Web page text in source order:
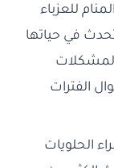
للعزباء
في حياتها
الفترات
الحلويات